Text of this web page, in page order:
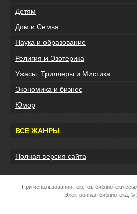
Детям
Дом и Семья
Наука и образование
Религия и Эзотерика
Ужасы, Триллеры и Мистика
Экономика и бизнес
Юмор
ВСЕ ЖАНРЫ
Полная версия сайта
При использовании текстов библиотеки
Электронная библиотека, ©